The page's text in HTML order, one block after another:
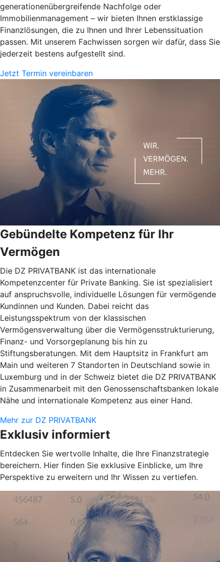
generationenübergreifende Nachfolge oder
Immobilienmanagement – wir bieten Ihnen erstklassige
Finanzlösungen, die zu Ihnen und Ihrer Lebenssituation
passen. Mit unserem Fachwissen sorgen wir dafür, dass Sie
jederzeit bestens aufgestellt sind.
Jetzt Termin vereinbaren
Gebündelte Kompetenz für Ihr
Vermögen
Die DZ PRIVATBANK ist das internationale
Kompetenzcenter für Private Banking. Sie ist spezialisiert
auf anspruchsvolle, individuelle Lösungen für vermögende
Kundinnen und Kunden. Dabei reicht das
Leistungsspektrum von der klassischen
Vermögensverwaltung über die Vermögensstrukturierung,
Finanz- und Vorsorgeplanung bis hin zu
Stiftungsberatungen. Mit dem Hauptsitz in Frankfurt am
Main und weiteren 7 Standorten in Deutschland sowie in
Luxemburg und in der Schweiz bietet die DZ PRIVATBANK
in Zusammenarbeit mit den Genossenschaftsbanken lokale
Nähe und internationale Kompetenz aus einer Hand.
Mehr zur DZ PRIVATBANK
Exklusiv informiert
Entdecken Sie wertvolle Inhalte, die Ihre Finanzstrategie
bereichern. Hier finden Sie exklusive Einblicke, um Ihre
Perspektive zu erweitern und Ihr Wissen zu vertiefen.